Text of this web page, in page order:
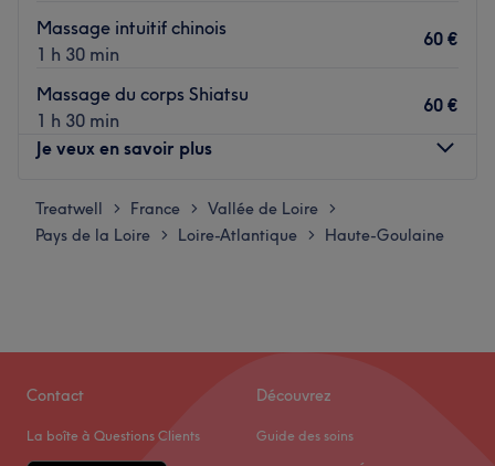
Massage intuitif chinois
1 h 30 min
60 €
Massage du corps Shiatsu
1 h 30 min
60 €
Je veux en savoir plus
Lundi 16:00
Mardi
16:00–19:30
Treatwell > France > Vallée de Loire >
Pays de la Loire > Loire-Atlantique > Haute-Goulaine
Contact
La boîte à Questions Clients
Découvrez
Guide des soins